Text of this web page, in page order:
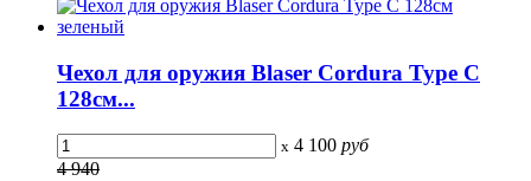
Чехол для оружия Blaser Cordura Type С
128см...
x 4 100 руб
4 940